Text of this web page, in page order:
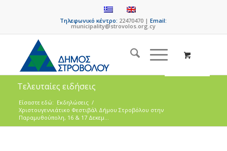
Τηλεφωνικό κέντρο: 22470470 |Email:
municipality@strovolos.org.cy
Τελευταίες ειδήσεις
Είσαστε εδώ: Εκδηλώσεις /
Χριστουγεννιάτικο Φεστιβάλ Δήμου Στροβόλου στην
Παραμυθούπολη, 16 & 17 Δεκεμ...